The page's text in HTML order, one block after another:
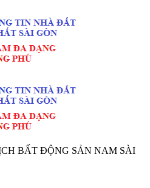
BẤT ĐỘNG SẢN NAM SÀI